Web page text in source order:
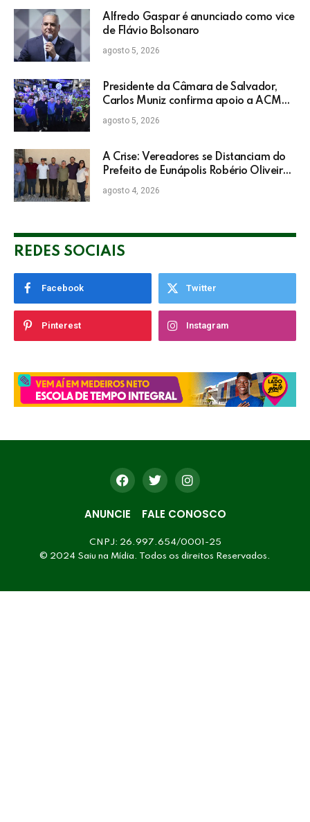
Alfredo Gaspar é anunciado como vice
de Flávio Bolsonaro
agosto 5, 2026
Presidente da Câmara de Salvador,
Carlos Muniz confirma apoio a ACM
Neto: “Irei lutar voto a voto na sua
campanha”
agosto 5, 2026
A Crise: Vereadores se Distanciam do
Prefeito de Eunápolis Robério Oliveira
nas Eleições
agosto 4, 2026
REDES SOCIAIS
Facebook Twitter
Pinterest Instagram
ANUNCIE FALE CONOSCO
CNPJ: 26.997.654/0001-25
© 2024 Saiu na Mídia. Todos os direitos Reservados.